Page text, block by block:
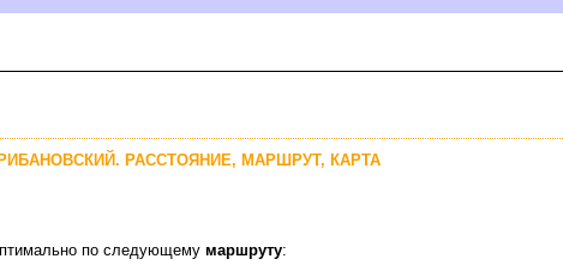
РАССТОЯНИЕ, МАРШРУТ, КАРТА
по следующему маршруту: